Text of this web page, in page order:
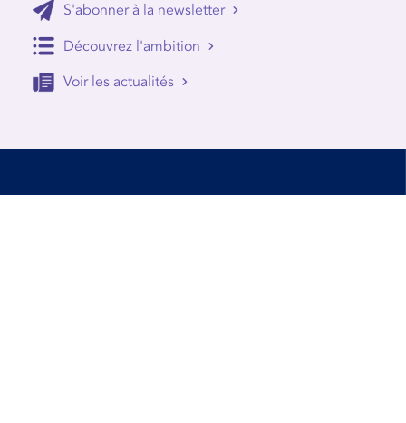
S'abonner à la newsletter
Découvrez l'ambition
Voir les actualités